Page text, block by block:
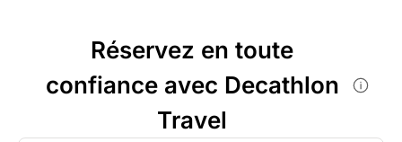
Réservez en toute
confiance avec Decathlon
Travel